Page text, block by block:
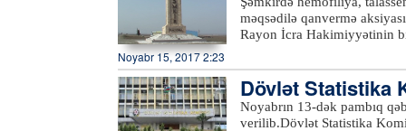
edilən məsələlərlə bağlı
edilib. Müraciətlərdə
üçün nazirliyin aidiyyəti
məqsədilə qanvermə
Rayon İcra Hakimiyyətinin
hakimiyyətinin başçısı
də qoşulduğu aksiyada
hemofiliya, talassemiya və
edilməsi üçün Mərkəzi Qan
Noyabr 15, 2017 2:23
Dövlət Statistika
Noyabrın 13-dək pambıq
verilib.Dövlət Statistika